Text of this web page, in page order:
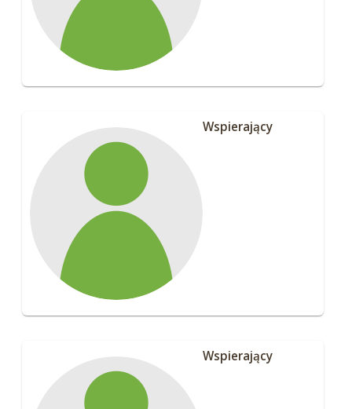
Wspierający
Wspierający